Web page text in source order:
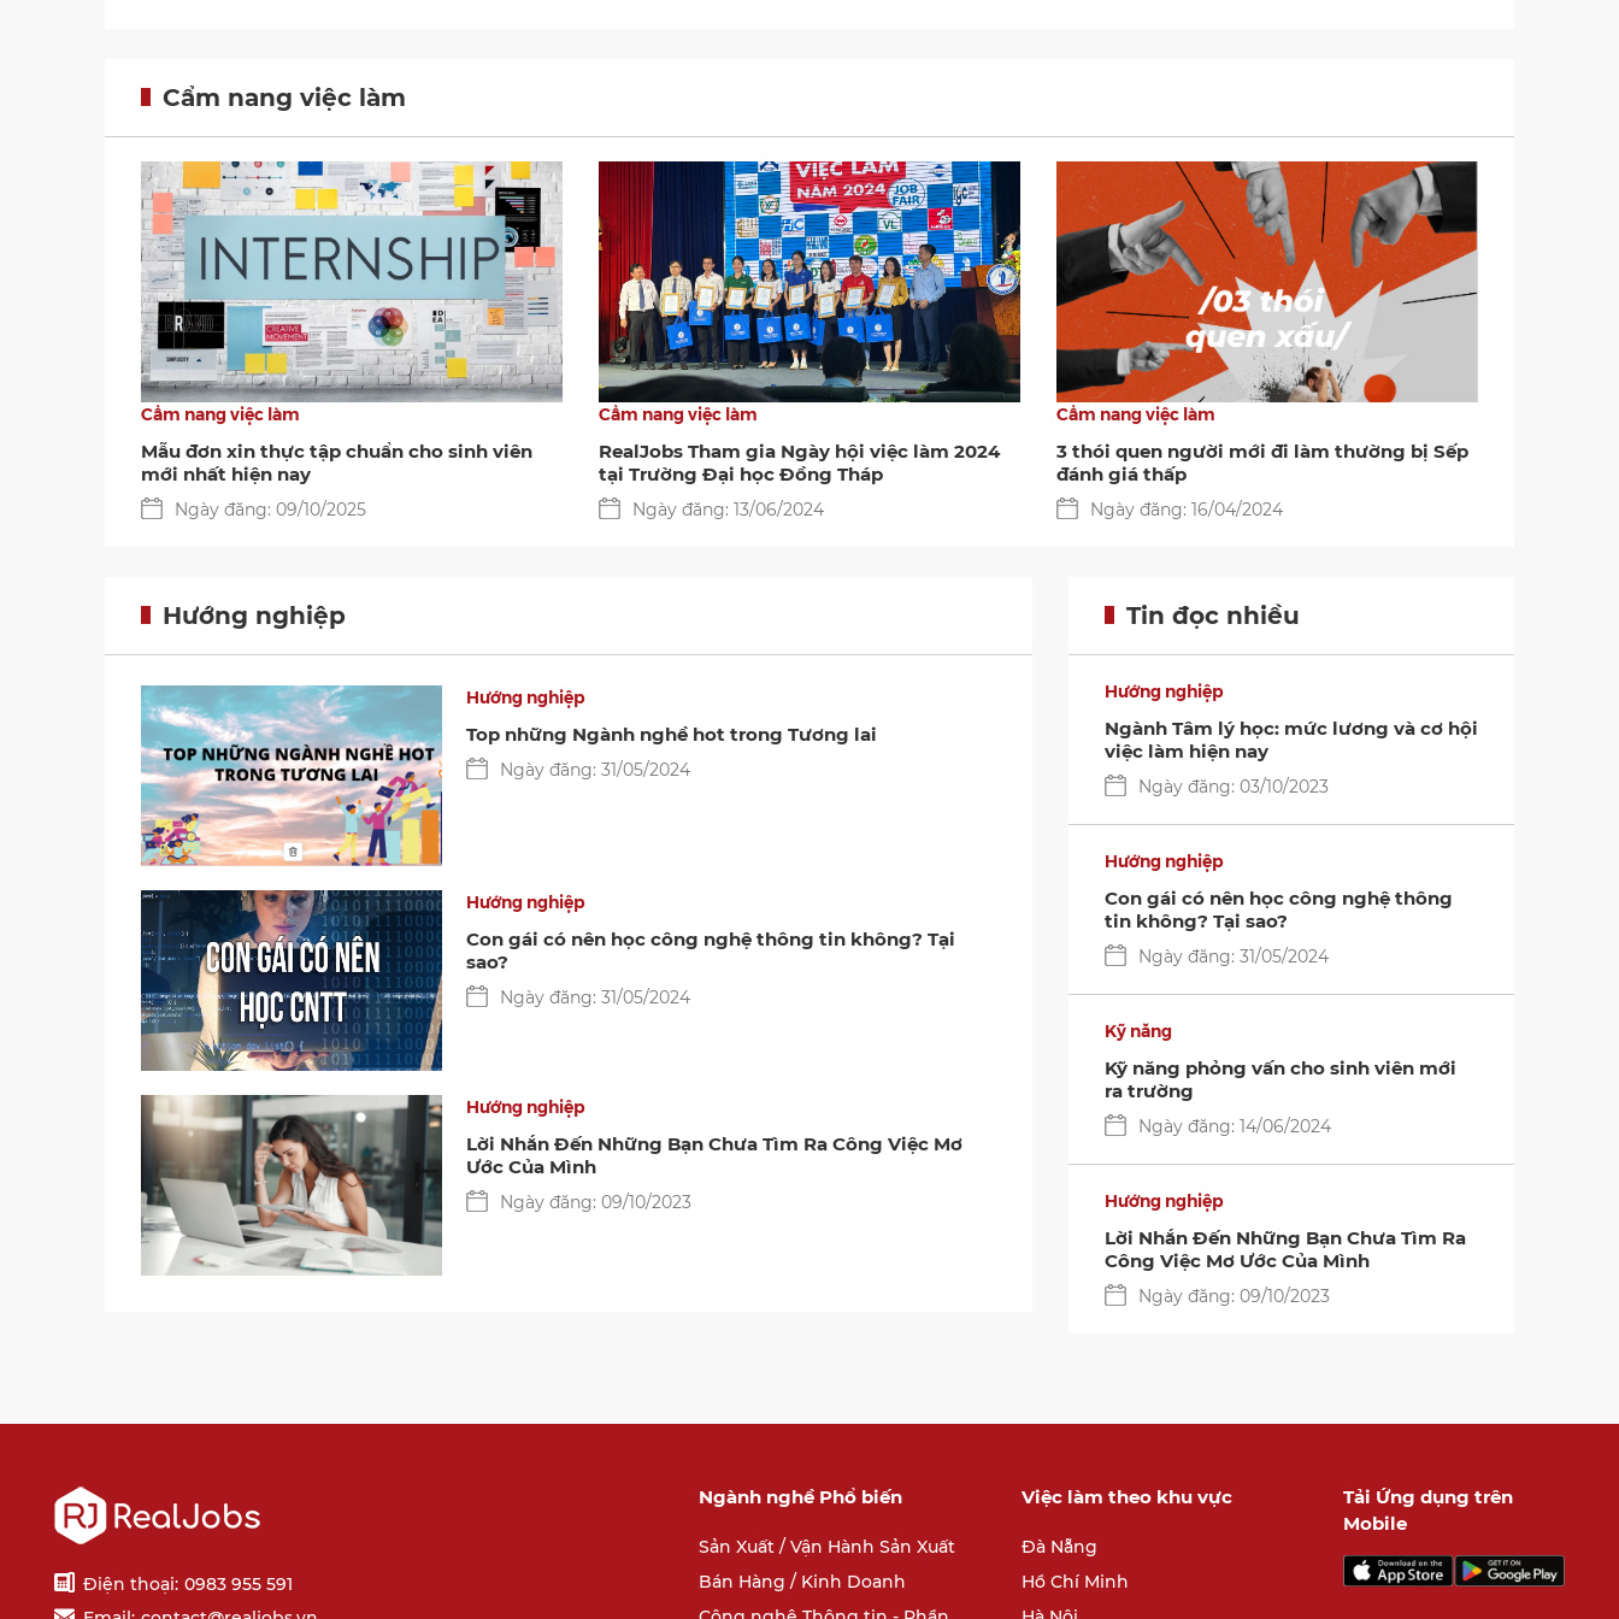
Cẩm nang việc làm
Cẩm nang việc làm
Mẫu đơn xin thực tập chuẩn cho sinh viên
mới nhất hiện nay
Ngày đăng: 09/10/2025
Cẩm nang việc làm
RealJobs Tham gia Ngày hội việc làm 2024
tại Trường Đại học Đồng Tháp
Ngày đăng: 13/06/2024
Cẩm nang việc làm
3 thói quen người mới đi làm thường bị Sếp
đánh giá thấp
Ngày đăng: 16/04/2024
Hướng nghiệp
Hướng nghiệp
Top những Ngành nghề hot trong Tương lai
Ngày đăng: 31/05/2024
Hướng nghiệp
Con gái có nên học công nghệ thông tin không? Tại
sao?
Ngày đăng: 31/05/2024
Hướng nghiệp
Lời Nhắn Đến Những Bạn Chưa Tìm Ra Công Việc Mơ
Ước Của Mình
Ngày đăng: 09/10/2023
Tin đọc nhiều
Hướng nghiệp
Ngành Tâm lý học: mức lương và cơ hội
việc làm hiện nay
Ngày đăng: 03/10/2023
Hướng nghiệp
Con gái có nên học công nghệ thông
tin không? Tại sao?
Ngày đăng: 31/05/2024
Kỹ năng
Kỹ năng phỏng vấn cho sinh viên mới
ra trường
Ngày đăng: 14/06/2024
Hướng nghiệp
Lời Nhắn Đến Những Bạn Chưa Tìm Ra
Công Việc Mơ Ước Của Mình
Ngày đăng: 09/10/2023
Điện thoại: 0983 955 591
Ngành nghề Phổ biến
Sản Xuất / Vận Hành Sản Xuất
Bán Hàng / Kinh Doanh
Việc làm theo khu vực
Đà Nẵng
Hồ Chí Minh
Tải Ứng dụng trên
Mobile